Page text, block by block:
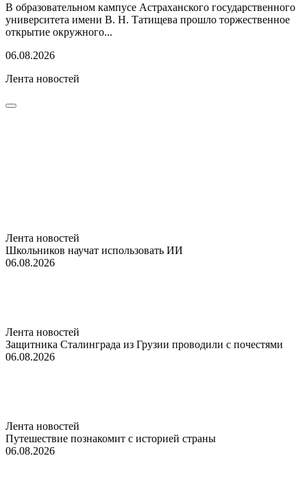
В образовательном кампусе Астраханского государственного
университета имени В. Н. Татищева прошло торжественное
открытие окружного...
06.08.2026
Лента новостей
Лента новостей
Школьников научат использовать ИИ
06.08.2026
Лента новостей
Защитника Сталинграда из Грузии проводили с почестями
06.08.2026
Лента новостей
Путешествие познакомит с историей страны
06.08.2026